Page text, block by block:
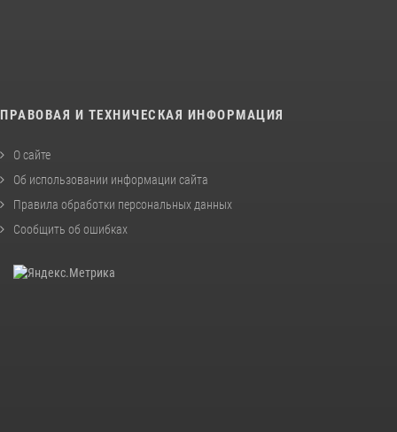
ПРАВОВАЯ И ТЕХНИЧЕСКАЯ ИНФОРМАЦИЯ
О сайте
Об использовании информации сайта
Правила обработки персональных данных
Сообщить об ошибках